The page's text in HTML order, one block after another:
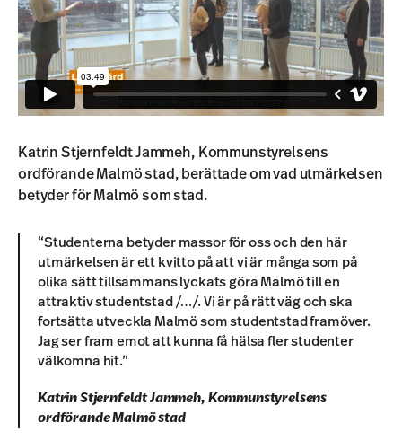
Katrin Stjernfeldt Jammeh, Kommunstyrelsens
ordförande Malmö stad, berättade om vad utmärkelsen
betyder för Malmö som stad.
“Studenterna betyder massor för oss och den här
utmärkelsen är ett kvitto på att vi är många som på
olika sätt tillsammans lyckats göra Malmö till en
attraktiv studentstad /…/. Vi är på rätt väg och ska
fortsätta utveckla Malmö som studentstad framöver.
Jag ser fram emot att kunna få hälsa fler studenter
välkomna hit.”
Katrin Stjernfeldt Jammeh, Kommunstyrelsens
ordförande Malmö stad